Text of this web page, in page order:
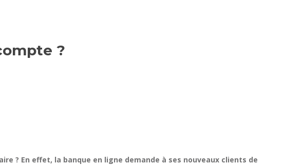
?
? En effet, la banque en ligne demande à ses nouveaux clients de